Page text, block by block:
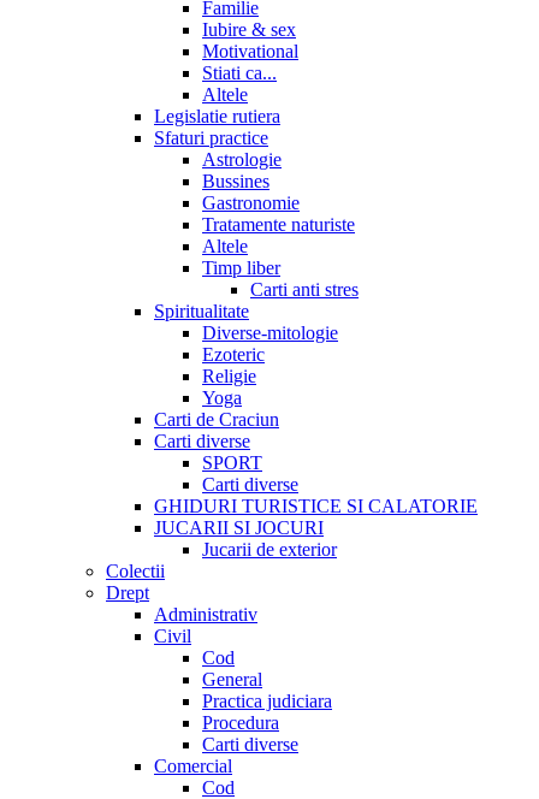
Familie
Iubire & sex
Motivational
Stiati ca...
Altele
Legislatie rutiera
Sfaturi practice
Astrologie
Bussines
Gastronomie
Tratamente naturiste
Altele
Timp liber
Carti anti stres
Spiritualitate
Diverse-mitologie
Ezoteric
Religie
Yoga
Carti de Craciun
Carti diverse
SPORT
Carti diverse
GHIDURI TURISTICE SI CALATORIE
JUCARII SI JOCURI
Jucarii de exterior
Colectii
Drept
Administrativ
Civil
Cod
General
Practica judiciara
Procedura
Carti diverse
Comercial
Cod